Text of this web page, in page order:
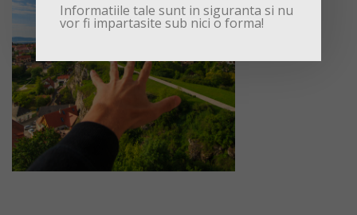
Informatiile tale sunt in siguranta si nu
vor fi impartasite sub nici o forma!